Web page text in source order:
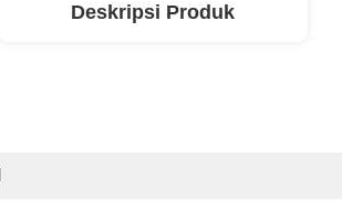
Deskripsi Produk